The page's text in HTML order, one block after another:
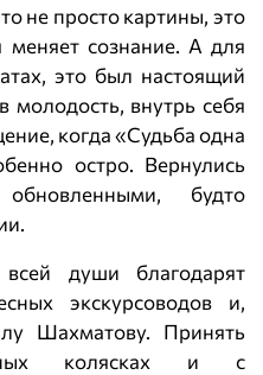
не просто картины, это
меняет сознание. А для
это был настоящий
молодость, внутрь себя
когда «Судьба одна
остро. Вернулись
будто
души благодарят
экскурсоводов и,
Шахматову. Принять
колясках и с